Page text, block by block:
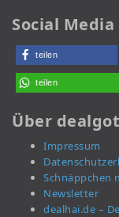
Social
teilen
teilen
Über
Impressum
Schnäppchen
Newsletter
dealhai.de –